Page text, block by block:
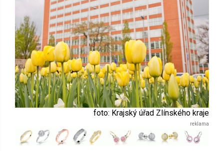
foto: Krajský úřad Zlínského kraje